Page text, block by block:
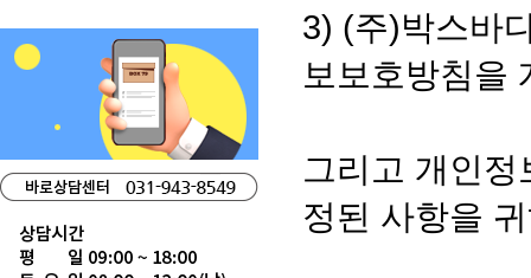
3) (주)박스바
보보호방침을
그리고 개인
정된 사항을